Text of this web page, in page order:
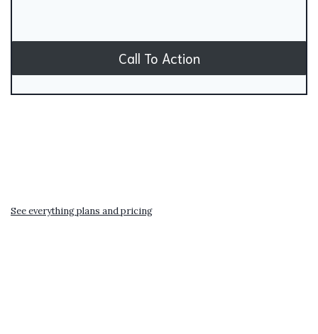
Call To Action
See everything plans and pricing